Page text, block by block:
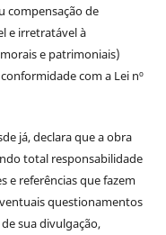
compensação de
e irretratável à
e patrimoniais)
com a Lei nº
já, declara que a obra
total responsabilidade
e referências que fazem
questionamentos
sua divulgação,